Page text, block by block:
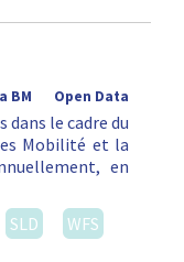
Open Data
BM
le cadre du
Mobilité et la
en
SLD
WFS